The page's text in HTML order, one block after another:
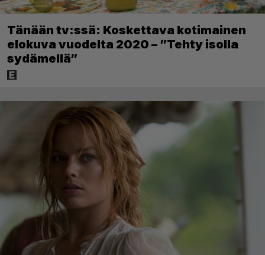
Tänään tv:ssä: Koskettava kotimainen
elokuva vuodelta 2020 – ”Tehty isolla
sydämellä”